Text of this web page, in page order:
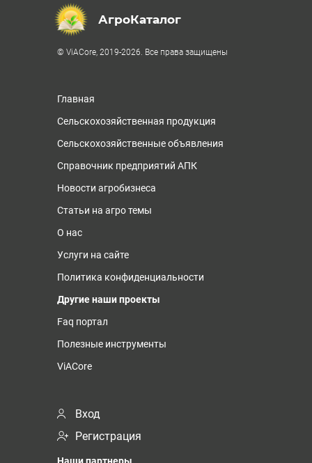
АгроКаталог
© ViACore, 2019-2026. Все права защищены
Главная
Сельскохозяйственная продукция
Сельскохозяйственные объявления
Справочник предприятий АПК
Новости агробизнеса
Статьи на агро темы
О нас
Услуги на сайте
Политика конфиденциальности
Другие наши проекты
Faq портал
Полезные инструменты
ViACore
Вход
Регистрация